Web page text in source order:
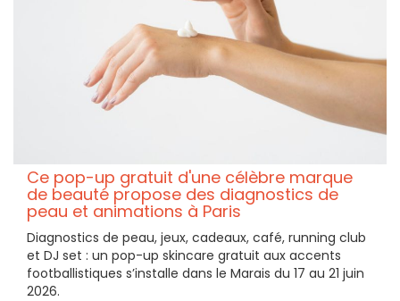
Ce pop-up gratuit d'une célèbre marque
de beauté propose des diagnostics de
peau et animations à Paris
Diagnostics de peau, jeux, cadeaux, café, running club
et DJ set : un pop-up skincare gratuit aux accents
footballistiques s’installe dans le Marais du 17 au 21 juin
2026.